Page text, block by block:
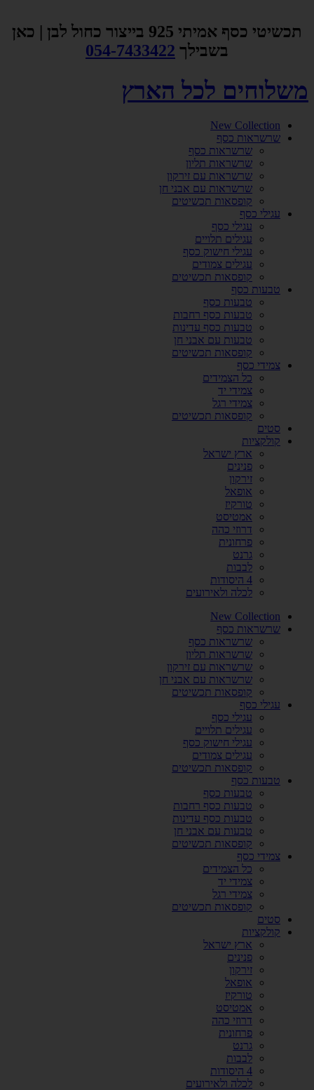
תכשיטי כסף אמיתי 925 בייצור כחול לבן | כאן
בשבילך 054-7433422
משלוחים לכל הארץ
New Collection
שרשראות כסף
שרשראות כסף
שרשראות תליון
שרשראות עם זירקון
שרשראות עם אבני חן
קופסאות תכשיטים
עגילי כסף
עגילי כסף
עגילים תלויים
עגילי חישוק כסף
עגילים צמודים
קופסאות תכשיטים
טבעות כסף
טבעות כסף
טבעות כסף רחבות
טבעות כסף עדינות
טבעות עם אבני חן
קופסאות תכשיטים
צמידי כסף
כל הצמידים
צמידי יד
צמידי רגל
קופסאות תכשיטים
סטים
קולקציות
ארץ ישראל
פנינים
זירקון
אופאל
טורקיז
אמטיסט
דרוזי כהה
פרחונית
גרנט
לבבות
4 היסודות
לכלה ולאירועים
New Collection
שרשראות כסף
שרשראות כסף
שרשראות תליון
שרשראות עם זירקון
שרשראות עם אבני חן
קופסאות תכשיטים
עגילי כסף
עגילי כסף
עגילים תלויים
עגילי חישוק כסף
עגילים צמודים
קופסאות תכשיטים
טבעות כסף
טבעות כסף
טבעות כסף רחבות
טבעות כסף עדינות
טבעות עם אבני חן
קופסאות תכשיטים
צמידי כסף
כל הצמידים
צמידי יד
צמידי רגל
קופסאות תכשיטים
סטים
קולקציות
ארץ ישראל
פנינים
זירקון
אופאל
טורקיז
אמטיסט
דרוזי כהה
פרחונית
גרנט
לבבות
4 היסודות
לכלה ולאירועים